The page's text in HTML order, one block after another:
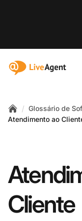
:site.title
Home
/ Glossário de
Atendimento ao
Cliente